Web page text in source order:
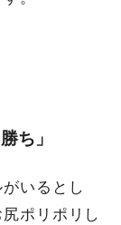
ち」
いるとし
ポリポリし